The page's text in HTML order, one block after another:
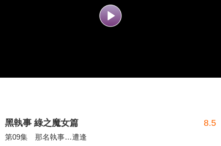
黑執事 綠之魔女篇 8.5
第09集 那名執事…遭逢